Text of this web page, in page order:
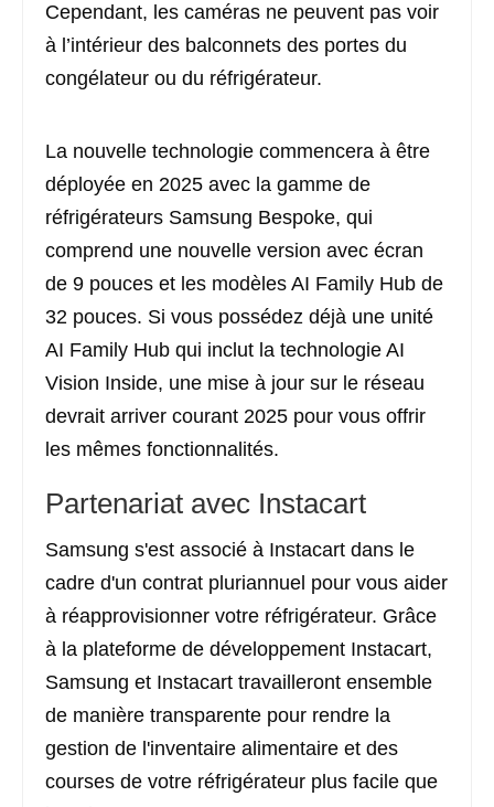
Cependant, les caméras ne peuvent pas voir
à l’intérieur des balconnets des portes du
congélateur ou du réfrigérateur.
La nouvelle technologie commencera à être
déployée en 2025 avec la gamme de
réfrigérateurs Samsung Bespoke, qui
comprend une nouvelle version avec écran
de 9 pouces et les modèles AI Family Hub de
32 pouces. Si vous possédez déjà une unité
AI Family Hub qui inclut la technologie AI
Vision Inside, une mise à jour sur le réseau
devrait arriver courant 2025 pour vous offrir
les mêmes fonctionnalités.
Partenariat avec Instacart
Samsung s'est associé à Instacart dans le
cadre d'un contrat pluriannuel pour vous aider
à réapprovisionner votre réfrigérateur. Grâce
à la plateforme de développement Instacart,
Samsung et Instacart travailleront ensemble
de manière transparente pour rendre la
gestion de l'inventaire alimentaire et des
courses de votre réfrigérateur plus facile que